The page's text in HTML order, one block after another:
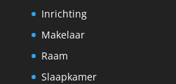
Inrichting
Makelaar
Raam
Slaapkamer